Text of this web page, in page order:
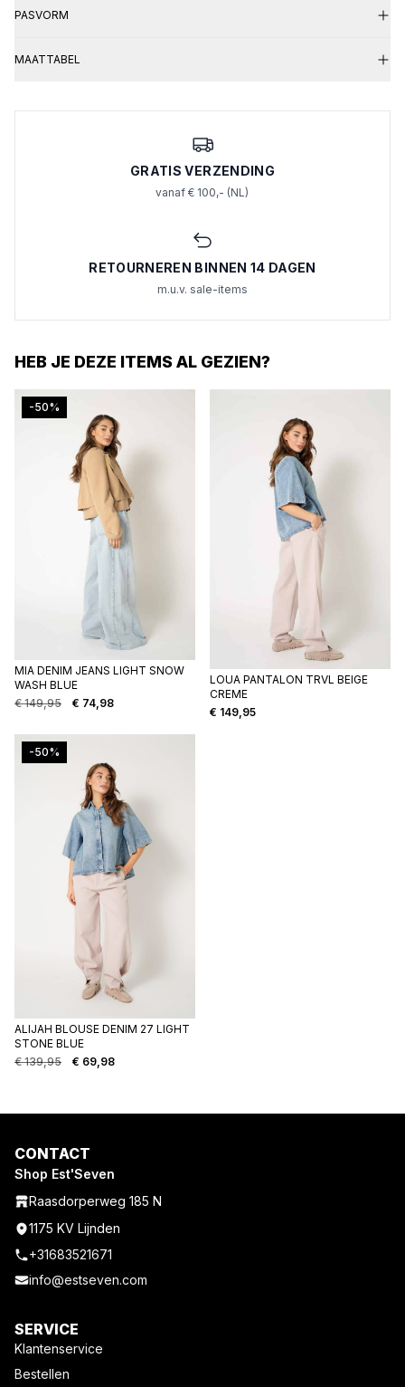
PASVORM
MAATTABEL
GRATIS VERZENDING
vanaf € 100,- (NL)
RETOURNEREN BINNEN 14 DAGEN
m.u.v. sale-items
HEB JE DEZE ITEMS AL GEZIEN?
-50%
MIA DENIM JEANS LIGHT SNOW
WASH BLUE
€149,95
Oorspronkelijke
was:
€ 149,95.
€ 74,98
Huidige
is:
€ 74,98.
LOUA PANTALON TRVL BEIGE
CREME
€ 149,95
-50%
ALIJAH BLOUSE DENIM 27 LIGHT
STONE BLUE
€139,95
Oorspronkelijke
€ 139,95.
€ 69,98
Huidige
€ 69,98.
CONTACT
Shop Est'Seven
Raasdorperweg 185 N
1175 KV Lijnden
+31683521671
info@estseven.com
SERVICE
Klantenservice
Bestellen